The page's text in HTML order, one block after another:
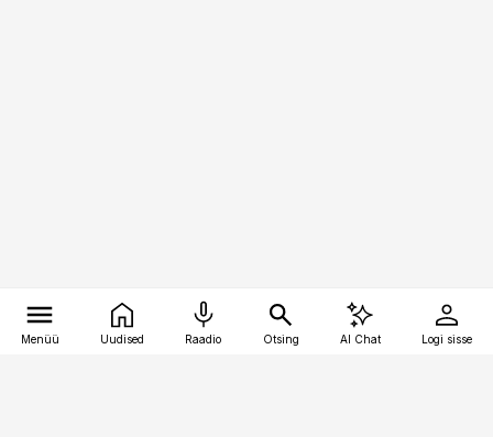
Menüü Uudised Raadio Otsing AI Chat Logi sisse